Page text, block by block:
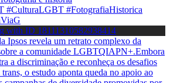
with ID 18111310582938414